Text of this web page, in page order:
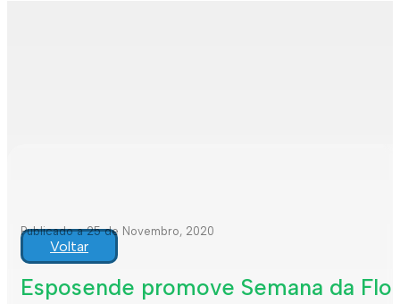
Publicado a 25 de Novembro, 2020
Voltar
Esposende promove Semana da